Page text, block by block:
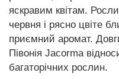
яскравим квітам.
червня і рясно цвіте
приємний аромат.
Півонія Jacorma
багаторічних рослин.